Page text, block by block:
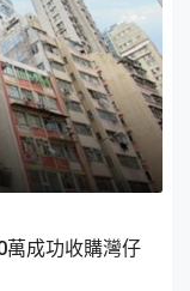
萬成功收購灣仔